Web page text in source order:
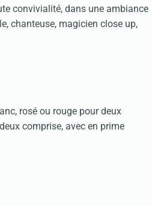
convivialité, dans une ambiance
chanteuse, magicien close up,
rosé ou rouge pour deux
comprise, avec en prime